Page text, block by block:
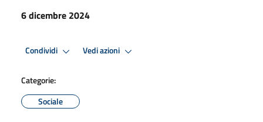
6 dicembre 2024
Condividi Vedi azioni
Categorie:
Sociale